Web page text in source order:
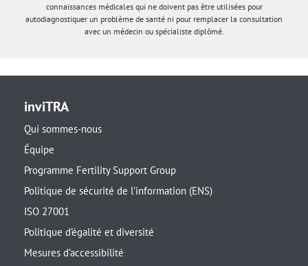
connaissances médicales qui ne doivent pas être utilisées pour
autodiagnostiquer un problème de santé ni pour remplacer la consultation
avec un médecin ou spécialiste diplômé.
inviTRA
Qui sommes-nous
Équipe
Programme Fertility Support Group
Politique de sécurité de l’information (ENS)
ISO 27001
Politique d’égalité et diversité
Mesures d’accessibilité